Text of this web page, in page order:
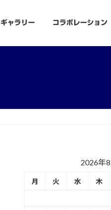
ギャラリー コラボレーション
2026年
月 火 水 木